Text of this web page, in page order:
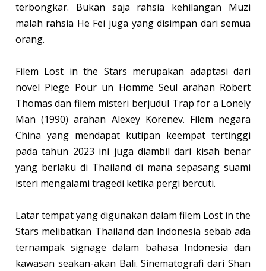
terbongkar. Bukan saja rahsia kehilangan Muzi
malah rahsia He Fei juga yang disimpan dari semua
orang.
Filem Lost in the Stars merupakan adaptasi dari
novel Piege Pour un Homme Seul arahan Robert
Thomas dan filem misteri berjudul Trap for a Lonely
Man (1990) arahan Alexey Korenev. Filem negara
China yang mendapat kutipan keempat tertinggi
pada tahun 2023 ini juga diambil dari kisah benar
yang berlaku di Thailand di mana sepasang suami
isteri mengalami tragedi ketika pergi bercuti.
Latar tempat yang digunakan dalam filem Lost in the
Stars melibatkan Thailand dan Indonesia sebab ada
ternampak signage dalam bahasa Indonesia dan
kawasan seakan-akan Bali. Sinematografi dari Shan